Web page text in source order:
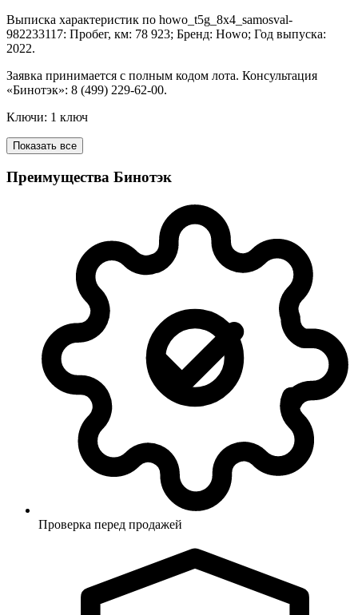
Выписка характеристик по howo_t5g_8x4_samosval-
982233117: Пробег, км: 78 923; Бренд: Howo; Год выпуска:
2022.
Заявка принимается с полным кодом лота. Консультация
«Бинотэк»: 8 (499) 229-62-00.
Ключи: 1 ключ
Показать все
Преимущества Бинотэк
Проверка перед продажей